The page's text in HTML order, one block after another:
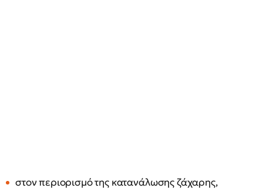
στον περιορισμό της κατανάλωσης ζάχαρης,